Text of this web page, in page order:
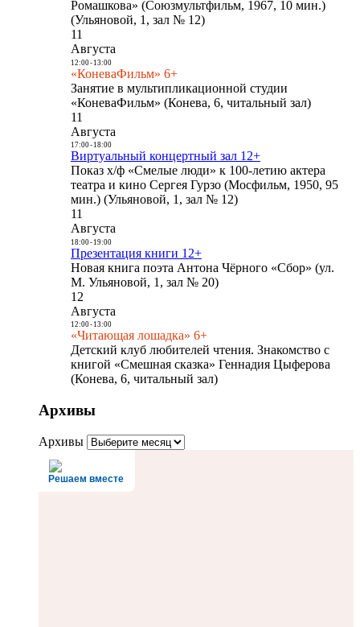
Ромашкова» (Союзмультфильм, 1967, 10 мин.)
(Ульяновой, 1, зал № 12)
11
Августа
12:00- 13:00
«КоневаФильм» 6+
Занятие в мультипликационной студии
«КоневаФильм» (Конева, 6, читальный зал)
11
Августа
17:00- 18:00
Виртуальный концертный зал 12+
Показ х/ф «Смелые люди» к 100-летию актера
театра и кино Сергея Гурзо (Мосфильм, 1950, 95
мин.) (Ульяновой, 1, зал № 12)
11
Августа
18:00- 19:00
Презентация книги 12+
Новая книга поэта Антона Чёрного «Сбор» (ул.
М. Ульяновой, 1, зал № 20)
12
Августа
12:00- 13:00
«Читающая лошадка» 6+
Детский клуб любителей чтения. Знакомство с
книгой «Смешная сказка» Геннадия Цыферова
(Конева, 6, читальный зал)
Архивы
Архивы
Решаем вместе